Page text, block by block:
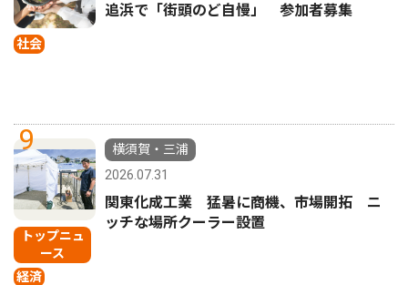
社会
追浜で「街頭のど自慢」 参加者募集
9
トップニュ
ース
経済
横須賀・三浦
2026.07.31
関東化成工業 猛暑に商機、市場開拓 ニ
ッチな場所クーラー設置